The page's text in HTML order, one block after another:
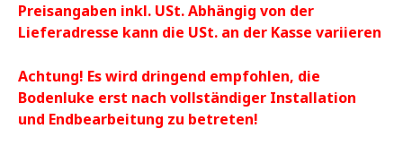
Preisangaben inkl. USt. Abhängig von der
Lieferadresse kann die USt. an der Kasse variieren
Achtung! Es wird dringend empfohlen, die
Bodenluke erst nach vollständiger Installation
und Endbearbeitung zu betreten!